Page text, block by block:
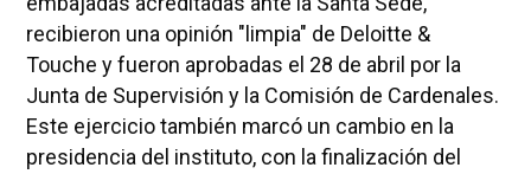
recibieron una opinión "limpia" de Deloitte &
Touche y fueron aprobadas el 28 de abril por la
Junta de Supervisión y la Comisión de Cardenales.
Este ejercicio también marcó un cambio en la
presidencia del instituto, con la finalización del